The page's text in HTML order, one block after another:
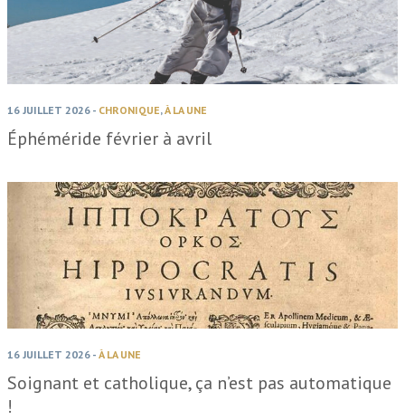
16 JUILLET 2026 - CHRONIQUE,À LA UNE
Éphéméride février à avril
16 JUILLET 2026 - À LA UNE
Soignant et catholique, ça n’est pas automatique
!